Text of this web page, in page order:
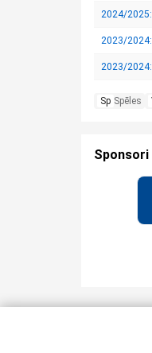
2024/2025:
2023/
2023/2024:
Sp Spēles
Sponsori